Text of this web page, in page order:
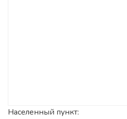
Населенный пункт: